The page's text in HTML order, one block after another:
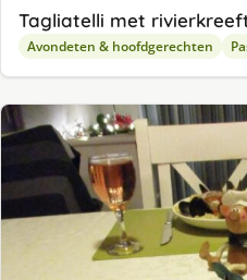
Tagliatelli met
Avondeten & hoofdgerechten